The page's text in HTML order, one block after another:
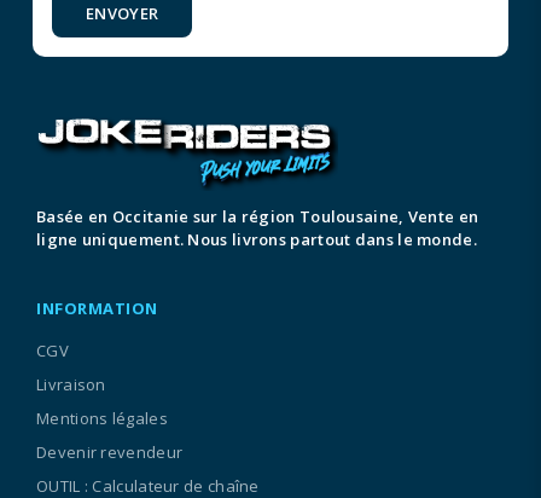
ENVOYER
Basée en Occitanie sur la région Toulousaine, Vente en
ligne uniquement. Nous livrons partout dans le monde.
INFORMATION
CGV
Livraison
Mentions légales
Devenir revendeur
OUTIL : Calculateur de chaîne